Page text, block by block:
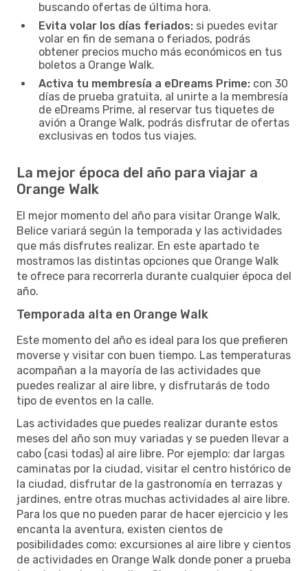
buscando ofertas de última hora.
Evita volar los días feriados: si puedes evitar
volar en fin de semana o feriados, podrás
obtener precios mucho más económicos en tus
boletos a Orange Walk.
Activa tu membresía a eDreams Prime: con 30
días de prueba gratuita, al unirte a la membresía
de eDreams Prime, al reservar tus tiquetes de
avión a Orange Walk, podrás disfrutar de ofertas
exclusivas en todos tus viajes.
La mejor época del año para viajar a
Orange Walk
El mejor momento del año para visitar Orange Walk,
Belice variará según la temporada y las actividades
que más disfrutes realizar. En este apartado te
mostramos las distintas opciones que Orange Walk
te ofrece para recorrerla durante cualquier época del
año.
Temporada alta en Orange Walk
Este momento del año es ideal para los que prefieren
moverse y visitar con buen tiempo. Las temperaturas
acompañan a la mayoría de las actividades que
puedes realizar al aire libre, y disfrutarás de todo
tipo de eventos en la calle.
Las actividades que puedes realizar durante estos
meses del año son muy variadas y se pueden llevar a
cabo (casi todas) al aire libre. Por ejemplo: dar largas
caminatas por la ciudad, visitar el centro histórico de
la ciudad, disfrutar de la gastronomía en terrazas y
jardines, entre otras muchas actividades al aire libre.
Para los que no pueden parar de hacer ejercicio y les
encanta la aventura, existen cientos de
posibilidades como: excursiones al aire libre y cientos
de actividades en Orange Walk donde poner a prueba